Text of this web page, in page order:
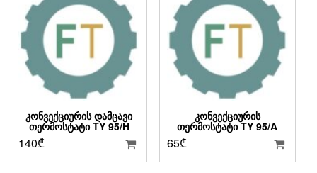
ᲙᲝᲜᲕᲔᲥᲪᲘᲣᲠᲘᲡ ᲓᲐᲛᲪᲐᲕᲘ
ᲗᲔᲠᲛᲝᲡᲢᲐᲢᲘ TY 95/H
140₾
ᲙᲝᲜᲕᲔᲥᲪᲘᲣᲠᲘᲡ
ᲗᲔᲠᲛᲝᲡᲢᲐᲢᲘ TY 95/A
65₾